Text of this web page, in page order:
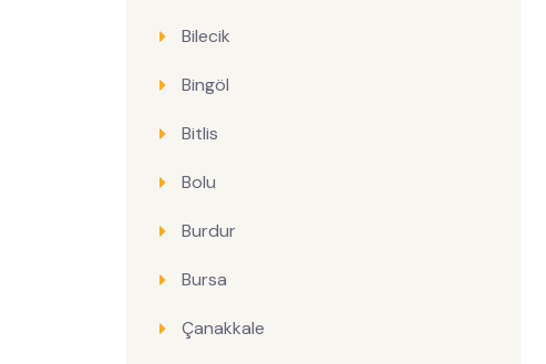
Bilecik
Bingöl
Bitlis
Bolu
Burdur
Bursa
Çanakkale